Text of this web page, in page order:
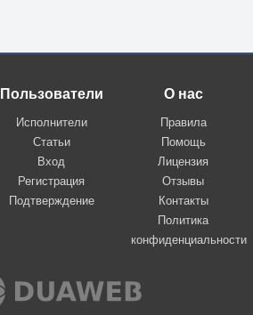
Пользователи
Исполнители
Статьи
Вход
Регистрация
Подтверждение
О нас
Правила
Помощь
Лицензия
Отзывы
Контакты
Политика
конфиденциальности